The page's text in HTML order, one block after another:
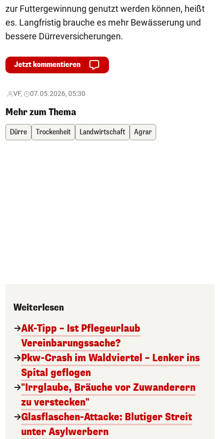
zur Futtergewinnung genutzt werden können, heißt
es. Langfristig brauche es mehr Bewässerung und
bessere Dürreversicherungen.
Jetzt kommentieren
VF, 07.05.2026, 05:30
Mehr zum Thema
Dürre Trockenheit Landwirtschaft Agrar
Weiterlesen
AK-Tipp – Ist Pflegeurlaub
Vereinbarungssache?
Pkw-Crash im Waldviertel – Lenker ins
Spital geflogen
"Irrglaube, Bräuche vor Zuwanderern
zu verstecken"
Glasflaschen-Attacke: Blutiger Streit
unter Asylwerbern